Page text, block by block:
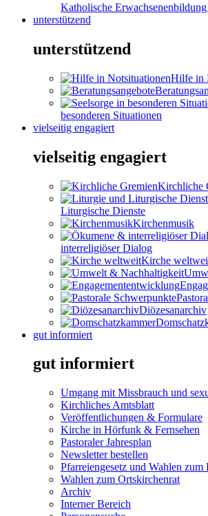
Katholische
unterstützend
unterstützend
Hilfe in
besonderen Situationen
vielseitig engagiert
vielseitig engagiert
Kirchliche
Liturgische Dienste
Kirchenmusik
interreligiöser Dialog
Kirche
Diözesanarchiv
gut informiert
gut informiert
Umgang mit Missbrauch und
Kirchliches Amtsblatt
Veröffentlichungen & Formulare
Kirche in Hörfunk & Fernsehen
Pastoraler Jahresplan
Newsletter bestellen
Pfarreiengesetz und Wahlen
Wahlen zum Ortskirchenrat
Archiv
Interner Bereich